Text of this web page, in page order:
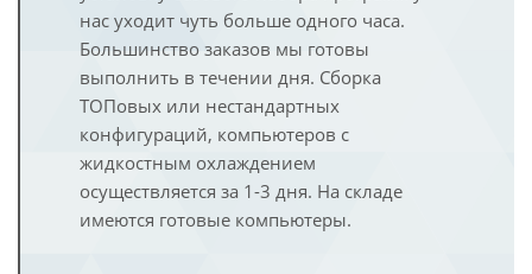
нас уходит чуть больше одного часа.
Большинство заказов мы готовы
выполнить в течении дня. Сборка
ТОПовых или нестандартных
конфигураций, компьютеров с
жидкостным охлаждением
осуществляется за 1-3 дня. На складе
имеются готовые компьютеры.